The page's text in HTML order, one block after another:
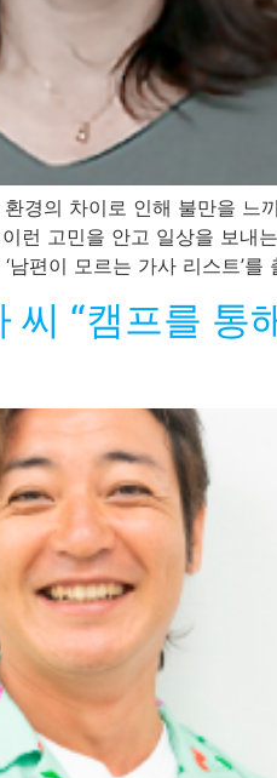
경의 차이로 인해 불만을 느
런 고민을 안고 일상을 보
편이 모르는 가사 리스트’
“캠프를 통